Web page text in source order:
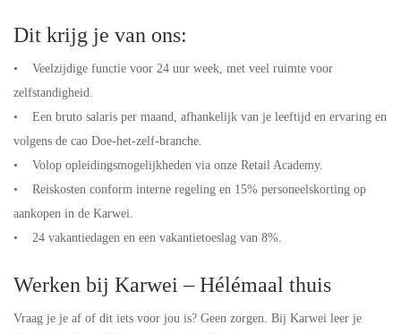
Dit krijg je van ons:
• Veelzijdige functie voor 24 uur week, met veel ruimte voor
zelfstandigheid.
• Een bruto salaris per maand, afhankelijk van je leeftijd en ervaring en
volgens de cao Doe-het-zelf-branche.
• Volop opleidingsmogelijkheden via onze Retail Academy.
• Reiskosten conform interne regeling en 15% personeelskorting op
aankopen in de Karwei.
• 24 vakantiedagen en een vakantietoeslag van 8%.
Werken bij Karwei – Hélémaal thuis
Vraag je je af of dit iets voor jou is? Geen zorgen. Bij Karwei leer je